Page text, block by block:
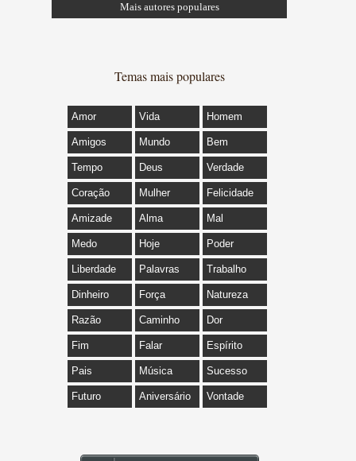
Mais autores populares
Temas mais populares
Amor Vida Homem
Amigos Mundo Bem
Tempo Deus Verdade
Coração Mulher Felicidade
Amizade Alma Mal
Medo Hoje Poder
Liberdade Palavras Trabalho
Dinheiro Força Natureza
Razão Caminho Dor
Fim Falar Espírito
Pais Música Sucesso
Futuro Aniversário Vontade